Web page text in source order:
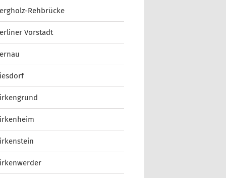
Rehbrücke
Vorstadt